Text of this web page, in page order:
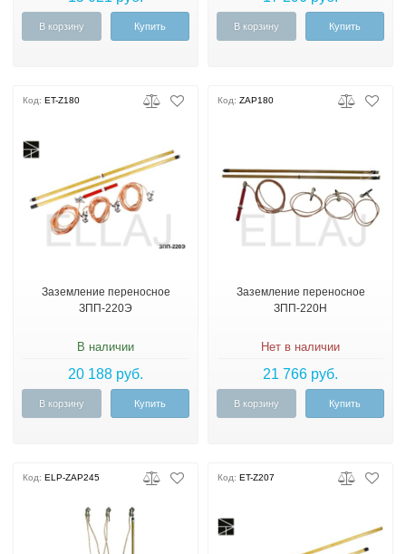
В корзину Купить В корзину Купить
Код: ET-Z180
Заземление переносное
ЗПП-220Э
В наличии
20 188 руб.
В корзину Купить
Код: ZAP180
Заземление переносное
ЗПП-220Н
Нет в наличии
21 766 руб.
В корзину Купить
Код: ELP-ZAP245 Код: ET-Z207